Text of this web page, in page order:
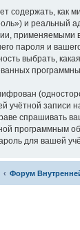
содержать,
и реальный
применяемыми
пароля и
выбрать,
учётной записи
спрашивать
программным
для вашей
Форум